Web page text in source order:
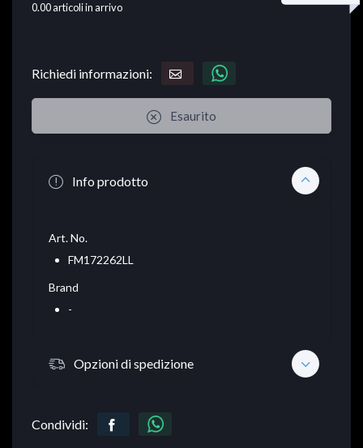
0.00articoli in arrivo
Richiedi informazioni:
Esaurito
Info prodotto
Art. No.
FM172262LL
Brand
-
Opzioni di spedizione
Condividi: